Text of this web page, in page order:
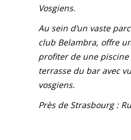
Vosgiens.
Au sein d’un vaste
club Belambra, offre
profiter de une piscine
terrasse du bar avec
vosgiens.
Près de Strasbourg :